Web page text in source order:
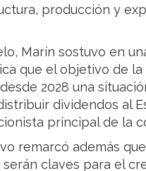
producción y
Marín sostuvo en
que el objetivo de
2028 una
dividendos al
principal de la
remarcó además
serán claves para el